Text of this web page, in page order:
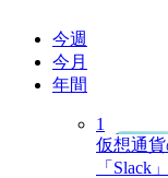
今週
今月
年間
1
仮想通
「Slack」